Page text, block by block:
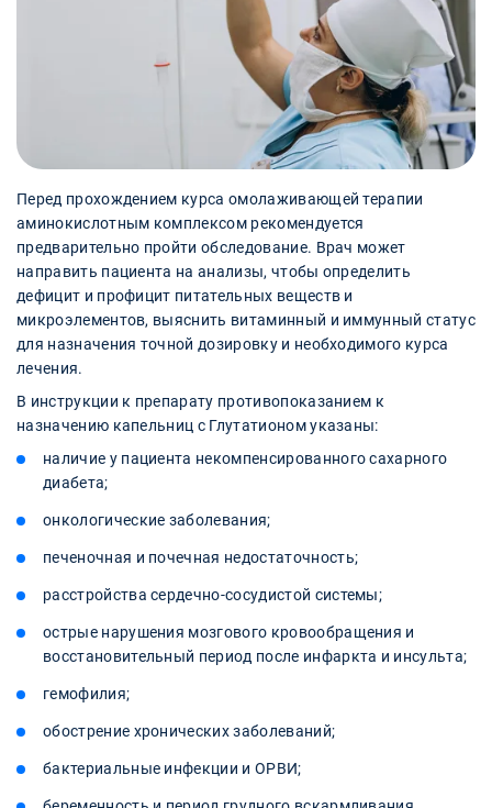
Перед прохождением курса омолаживающей терапии
аминокислотным комплексом рекомендуется
предварительно пройти обследование. Врач может
направить пациента на анализы, чтобы определить
дефицит и профицит питательных веществ и
микроэлементов, выяснить витаминный и иммунный статус
для назначения точной дозировку и необходимого курса
лечения.
В инструкции к препарату противопоказанием к
назначению капельниц с Глутатионом указаны:
наличие у пациента некомпенсированного сахарного
диабета;
онкологические заболевания;
печеночная и почечная недостаточность;
расстройства сердечно-сосудистой системы;
острые нарушения мозгового кровообращения и
восстановительный период после инфаркта и инсульта;
гемофилия;
обострение хронических заболеваний;
бактериальные инфекции и ОРВИ;